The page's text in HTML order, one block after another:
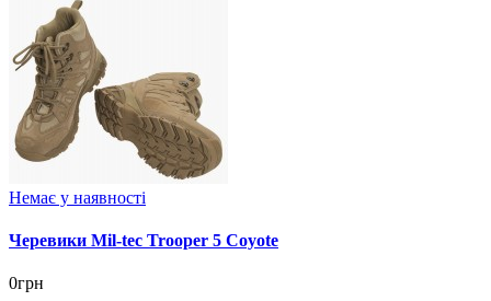
Немає у наявності
Черевики Mil-tec Trooper 5 Coyote
0грн